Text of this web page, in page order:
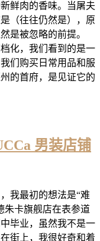
鲜肉的香味。当屠夫
（往往仍然是），原
是被忽略的前提。
化，我们看到的是一
们购买日常用品和服
的首府，是见证它的
男装店铺
我最初的想法是“难
朱卡旗舰店在表参道
毕业，虽然我不是一
街上，我很好奇和着